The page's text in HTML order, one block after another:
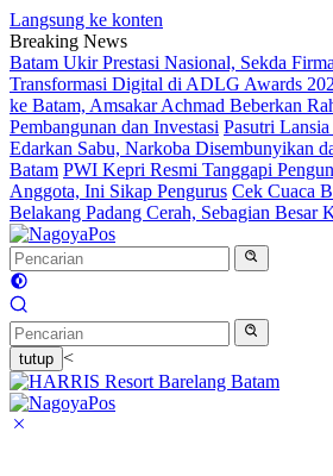
Langsung ke konten
Breaking News
Batam Ukir Prestasi Nasional, Sekda
Transformasi Digital di ADLG Awards
ke Batam, Amsakar Achmad Beberkan
Pembangunan dan Investasi Pasutri
Edarkan Sabu, Narkoba Disembunyikan
Batam PWI Kepri Resmi Tanggapi
Anggota, Ini Sikap Pengurus Cek Cuaca
Belakang Padang Cerah, Sebagian Besar
tutup <